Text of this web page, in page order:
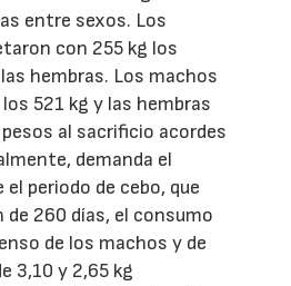
entre sexos. Los
con 255 kg los
hembras. Los machos
521 kg y las hembras
al sacrificio acordes
demanda el
periodo de cebo, que
de 260 días, el consumo
de los machos y de
3,10 y 2,65 kg